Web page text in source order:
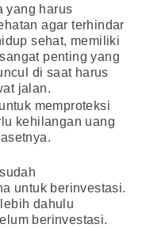
yang harus
agar terhindar
sehat, memiliki
penting yang
di saat harus
jalan.
memproteksi
kehilangan uang
untuk berinvestasi.
dahulu
berinvestasi.